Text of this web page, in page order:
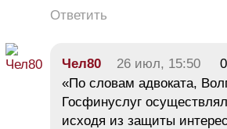
Ответить
Чел80 26 июл, 15:50
0
«По словам адвоката,
Госфинуслуг
исходя из защиты